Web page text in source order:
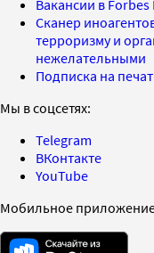
Вакансии в Forbes
Сканер
терроризму и
нежелательными
Подписка на
Мы в соцсетях:
Telegram
ВКонтакте
YouTube
Мобильное